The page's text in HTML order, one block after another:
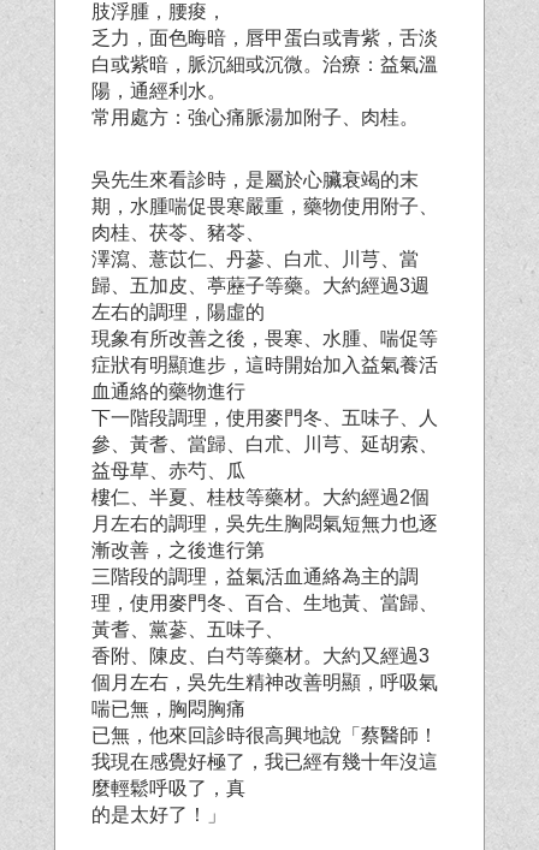
肢浮腫，腰痠，
乏力，面色晦暗，唇甲蛋白或青紫，舌淡
白或紫暗，脈沉細或沉微。治療：益氣溫
陽，通經利水。
常 用處方：強心痛脈湯加附子、肉桂。
吳先生來看診時，是屬於心臟衰竭的末
期，水腫喘促畏寒嚴重，藥物使用附子、
肉桂、茯苓、豬苓、
澤瀉、薏苡仁、丹蔘、白朮、川芎、當
歸、五加皮、葶藶子等藥。大約經過3週
左右的調理，陽虛的
現象有所改善之後，畏寒、水腫、喘促等
症狀有明顯進步，這時開始加入益氣養活
血通絡的藥物進行
下一階段調理，使用麥門冬、五味子、人
參、黃耆、當歸、白朮、川芎、延胡索、
益母草、赤芍、瓜
樓仁、半夏、桂枝等藥材。大約經過2個
月左右的調理，吳先生胸悶氣短無力也逐
漸改善，之後進行第
三階段的調理，益氣活血通絡為主的調
理，使用麥門冬、百合、生地黃、當歸、
黃耆、黨蔘、五味子、
香附、陳皮、白芍等藥材。大約又經過3
個月左右，吳先生精神改善明顯，呼吸氣
喘已無，胸悶胸痛
已無，他來回診時很高興地說「蔡醫師！
我現在感覺好極了，我已經有幾十年沒這
麼輕鬆呼吸了，真
的是太好了！」